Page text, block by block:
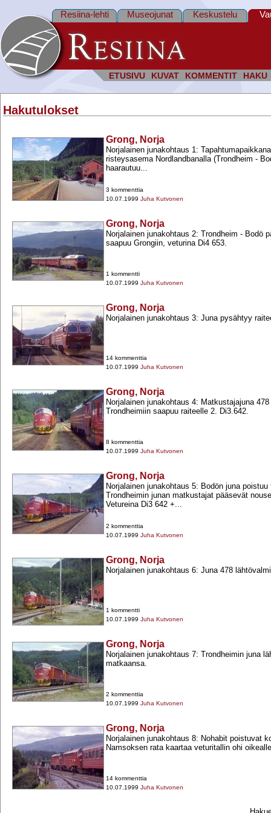
ETUSIVU KUVAT KOMMENTIT HAKU
Resiina-lehti Museojunat Keskustelu
Hakutulokset
Grong, Norja
Norjalainen junakohtaus 1:
risteysasema Nordlandbanalla (Trondheim -​
haarautuu...
3 kommenttia
10.07.1999 Juha Kutvonen
Grong, Norja
Norjalainen junakohtaus 2: Trondheim -​ Bodö
saapuu Grongiin, veturina Di4 653.
1 kommentti
10.07.1999 Juha Kutvonen
Grong, Norja
Norjalainen junakohtaus 3: Juna pysähtyy
14 kommenttia
10.07.1999 Juha Kutvonen
Grong, Norja
Norjalainen junakohtaus 4: Matkustajajuna
Trondheimiin saapuu raiteelle 2. Di3.642.
8 kommenttia
10.07.1999 Juha Kutvonen
Grong, Norja
Norjalainen junakohtaus 5: Bodön juna poistuu
Trondheimin junan matkustajat pääsevät
Vetureina Di3 642 +​...
2 kommenttia
10.07.1999 Juha Kutvonen
Grong, Norja
Norjalainen junakohtaus 6: Juna 478
1 kommentti
10.07.1999 Juha Kutvonen
Grong, Norja
Norjalainen junakohtaus 7: Trondheimin juna
matkaansa.
2 kommenttia
10.07.1999 Juha Kutvonen
Grong, Norja
Norjalainen junakohtaus 8: Nohabit poistuvat
Namsoksen rata kaartaa veturitallin ohi
14 kommenttia
10.07.1999 Juha Kutvonen